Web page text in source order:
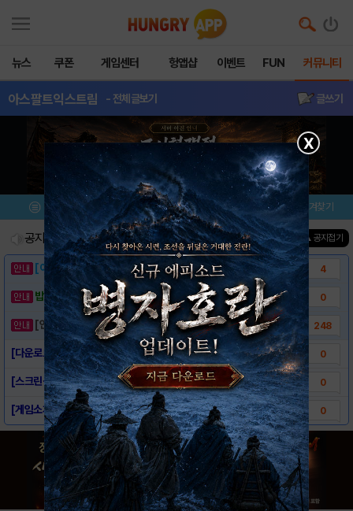
뉴스 쿠폰 게임센터 헝앱샵 이벤트 FUN 커뮤니티
아스팔트익스트림 - 전체글보기 글쓰기
메뉴 이벤트/미션 설치/평가 즐겨찾기
공지사항 진행중인 이벤트0건 ▲ 공지접기
[이벤트] 웃음으로 매일매일 해피! 유머 게시.. 4
밥알이의 헝앱통신 ⑲ “밥알이, 드디어 멀티를.. 0
[안내] 헝그리앱 필수 상식! 밥알 획득 안내.. 248
[다운로드링크] - 아스팔트 익스트림 0
[스크린샷] - 아스팔트 익스트림 0
[게임소개] - 아스팔트 익스트림 0
X